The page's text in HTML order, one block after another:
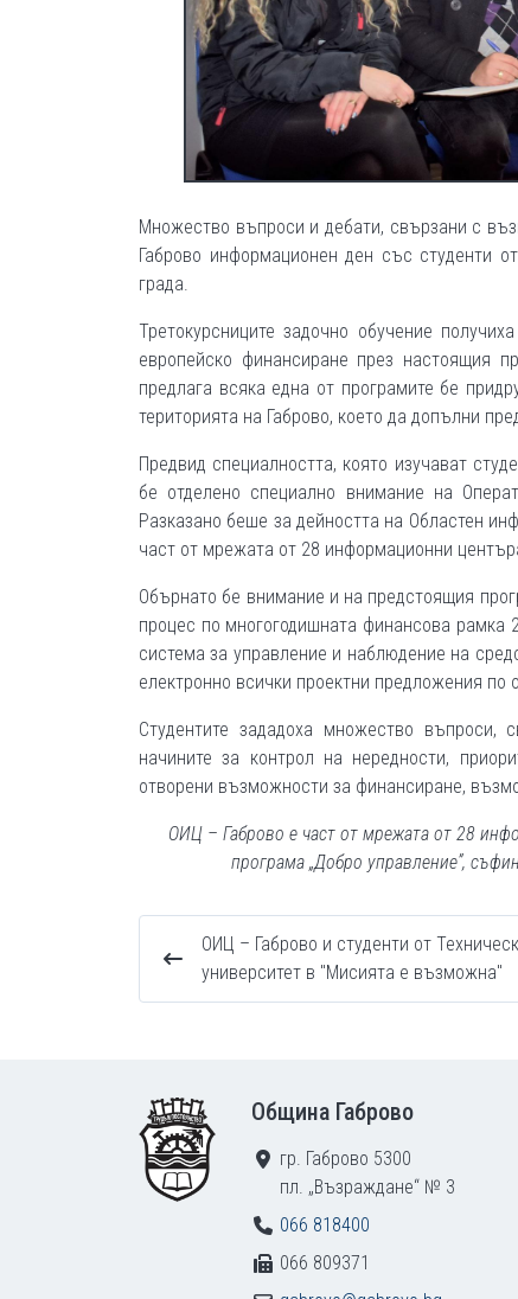
Множество въпроси и дебати, свързани с
Габрово информационен ден със студенти
града.
Третокурсниците задочно обучение
европейско финансиране през настоящия
предлага всяка една от програмите бе
територията на Габрово, което да допълни
Предвид специалността, която изучават
бе отделено специално внимание на
Разказано беше за дейността на Областен
част от мрежата от 28 информационни
Обърнато бе внимание и на предстоящия
процес по многогодишната финансова рамка
система за управление и наблюдение на
електронно всички проектни предложения по
Студентите зададоха множество въпроси,
начините за контрол на нередности,
отворени възможности за финансиране,
ОИЦ – Габрово е част от мрежата от 28
програма „Добро управление”,
ОИЦ – Габрово и студенти от
университет в "Мисията е възможна"
Община Габрово
гр. Габрово 5300
пл. „Възраждане“ № 3
066 818400
066 809371